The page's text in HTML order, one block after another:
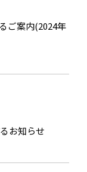
ご案内(2024年
お知らせ